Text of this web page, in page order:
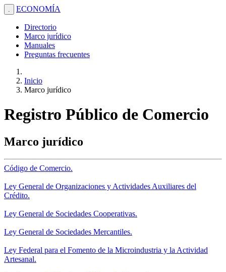
. ECONOMÍA
Directorio
Marco jurídico
Manuales
Preguntas frecuentes
Inicio
Marco jurídico
Registro Público de Comercio
Marco jurídico
Código de Comercio.
Ley General de Organizaciones y Actividades Auxiliares del
Crédito.
Ley General de Sociedades Cooperativas.
Ley General de Sociedades Mercantiles.
Ley Federal para el Fomento de la Microindustria y la Actividad
Artesanal.